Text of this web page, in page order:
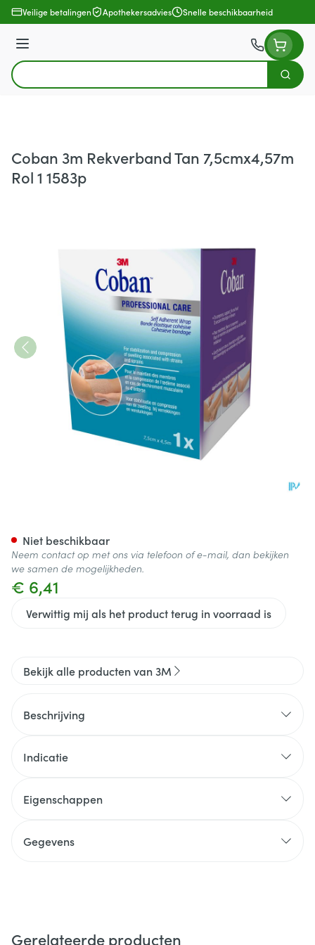
Ga naar de inhoud
Veilige betalingen Apothekersadvies Snelle beschikbaarheid
Menu
Product, merk, categorie...
Zoek
Coban 3m Rekverband Tan 7,5cmx4,57m
Rol 1 1583p
€ 6,41
Verwittig mij als het product terug in voorraad is
Niet beschikbaar
Neem contact op met ons via telefoon of e-mail, dan bekijken
we samen de mogelijkheden.
Bekijk alle producten van 3M
Beschrijving
Indicatie
Eigenschappen
Gegevens
Gerelateerde producten